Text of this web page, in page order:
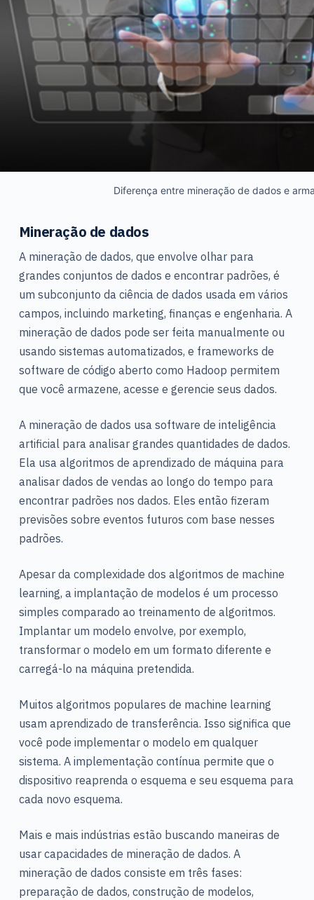
Diferença entre mineração de dados e
Mineração de dados
A mineração de dados, que envolve olhar para
grandes conjuntos de dados e encontrar padrões, é
um subconjunto da ciência de dados usada em vários
campos, incluindo marketing, finanças e engenharia. A
mineração de dados pode ser feita manualmente ou
usando sistemas automatizados, e frameworks de
software de código aberto como Hadoop permitem
que você armazene, acesse e gerencie seus dados.
A mineração de dados usa software de inteligência
artificial para analisar grandes quantidades de dados.
Ela usa algoritmos de aprendizado de máquina para
analisar dados de vendas ao longo do tempo para
encontrar padrões nos dados. Eles então fizeram
previsões sobre eventos futuros com base nesses
padrões.
Apesar da complexidade dos algoritmos de machine
learning, a implantação de modelos é um processo
simples comparado ao treinamento de algoritmos.
Implantar um modelo envolve, por exemplo,
transformar o modelo em um formato diferente e
carregá-lo na máquina pretendida.
Muitos algoritmos populares de machine learning
usam aprendizado de transferência. Isso significa que
você pode implementar o modelo em qualquer
sistema. A implementação contínua permite que o
dispositivo reaprenda o esquema e seu esquema para
cada novo esquema.
Mais e mais indústrias estão buscando maneiras de
usar capacidades de mineração de dados. A
mineração de dados consiste em três fases:
preparação de dados, construção de modelos,